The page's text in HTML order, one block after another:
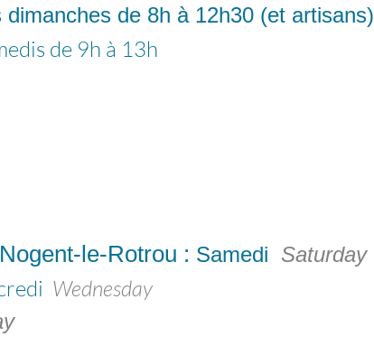
dimanches de 8h à 12h30 (et artisans)
de 9h à 13h
le-Rotrou : Samedi Saturday
Wednesday